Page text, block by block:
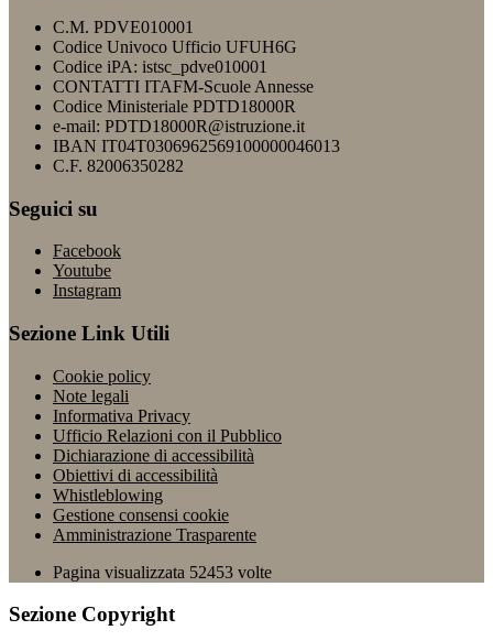
C.M. PDVE010001
Codice Univoco Ufficio UFUH6G
Codice iPA: istsc_pdve010001
CONTATTI ITAFM-Scuole Annesse
Codice Ministeriale PDTD18000R
e-mail: PDTD18000R@istruzione.it
IBAN IT04T0306962569100000046013
C.F. 82006350282
Seguici su
Facebook
Youtube
Instagram
Sezione Link Utili
Cookie policy
Note legali
Informativa Privacy
Ufficio Relazioni con il Pubblico
Dichiarazione di accessibilità
Obiettivi di accessibilità
Whistleblowing
Gestione consensi cookie
Amministrazione Trasparente
Pagina visualizzata 52453 volte
Sezione Copyright